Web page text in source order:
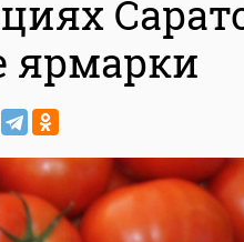
ярмарки